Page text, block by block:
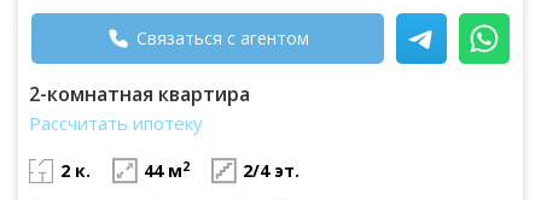
Связаться с агентом
2-комнатная квартира
Рассчитать ипотеку
2 к. 44 м2
2/4 эт.